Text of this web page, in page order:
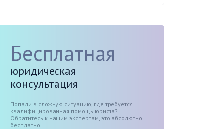
Бесплатная
юридическая
консультация
Попали в сложную ситуацию, где требуется
квалифицированная помощь юриста?
Обратитесь к нашим экспертам, это абсолютно
бесплатно